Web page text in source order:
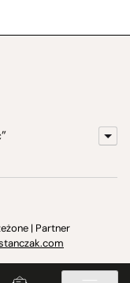
| Partner